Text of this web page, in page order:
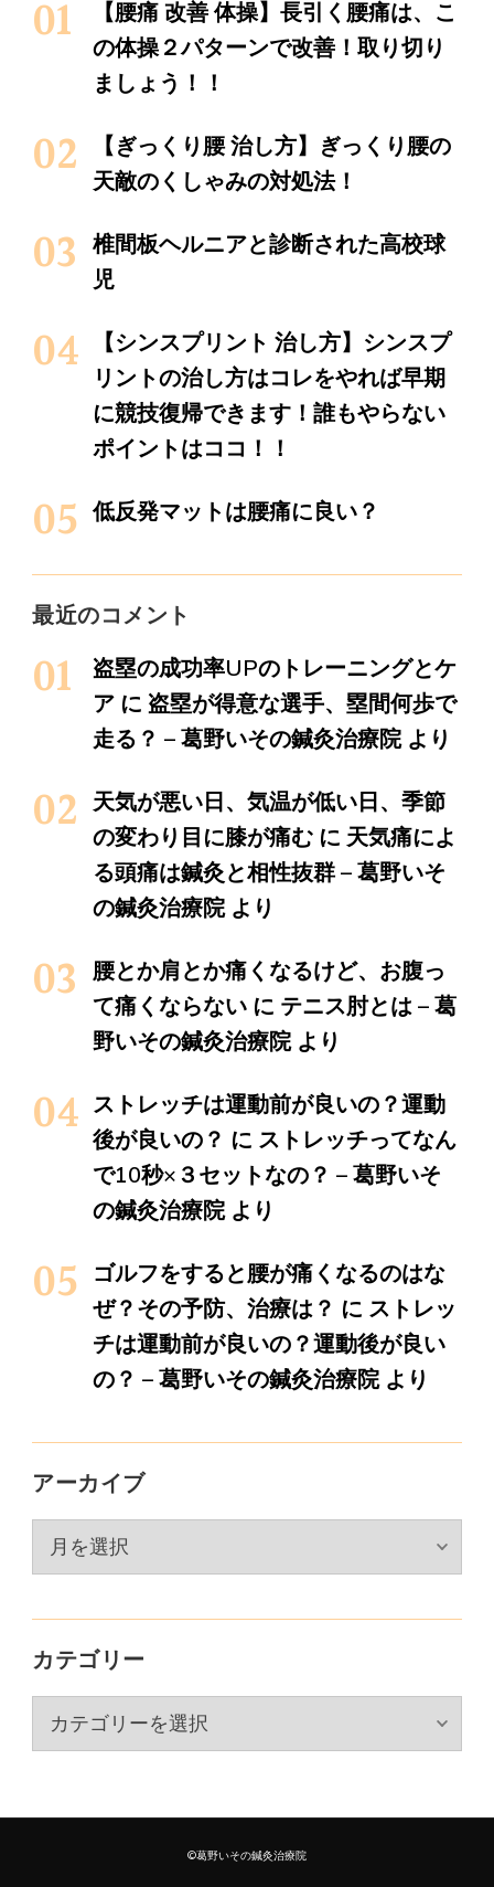
【腰痛 改善 体操】長引く腰痛は、こ
の体操２パターンで改善！取り切り
ましょう！！
【ぎっくり腰 治し方】ぎっくり腰の
天敵のくしゃみの対処法！
椎間板ヘルニアと診断された高校球
児
【シンスプリント 治し方】シンスプ
リントの治し方はコレをやれば早期
に競技復帰できます！誰もやらない
ポイントはココ！！
低反発マットは腰痛に良い？
最近のコメント
盗塁の成功率UPのトレーニングとケ
ア に 盗塁が得意な選手、塁間何歩で
走る？ – 葛野いその鍼灸治療院より
天気が悪い日、気温が低い日、季節
の変わり目に膝が痛む に 天気痛によ
る頭痛は鍼灸と相性抜群 – 葛野いそ
の鍼灸治療院より
腰とか肩とか痛くなるけど、お腹っ
て痛くならない に テニス肘とは – 葛
野いその鍼灸治療院より
ストレッチは運動前が良いの？運動
後が良いの？ に ストレッチってなん
で10秒×３セットなの？ – 葛野いそ
の鍼灸治療院より
ゴルフをすると腰が痛くなるのはな
ぜ？その予防、治療は？ に ストレッ
チは運動前が良いの？運動後が良い
の？ – 葛野いその鍼灸治療院より
アーカイブ
ー
イ
カテゴリー
テ
リ
©葛野いその鍼灸治療院